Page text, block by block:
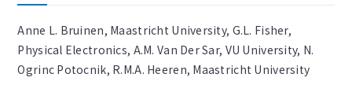
Anne L. Bruinen, Maastricht University, G.L. Fisher,
Physical Electronics, A.M. Van Der Sar, VU University, N.
Ogrinc Potocnik, R.M.A. Heeren, Maastricht University